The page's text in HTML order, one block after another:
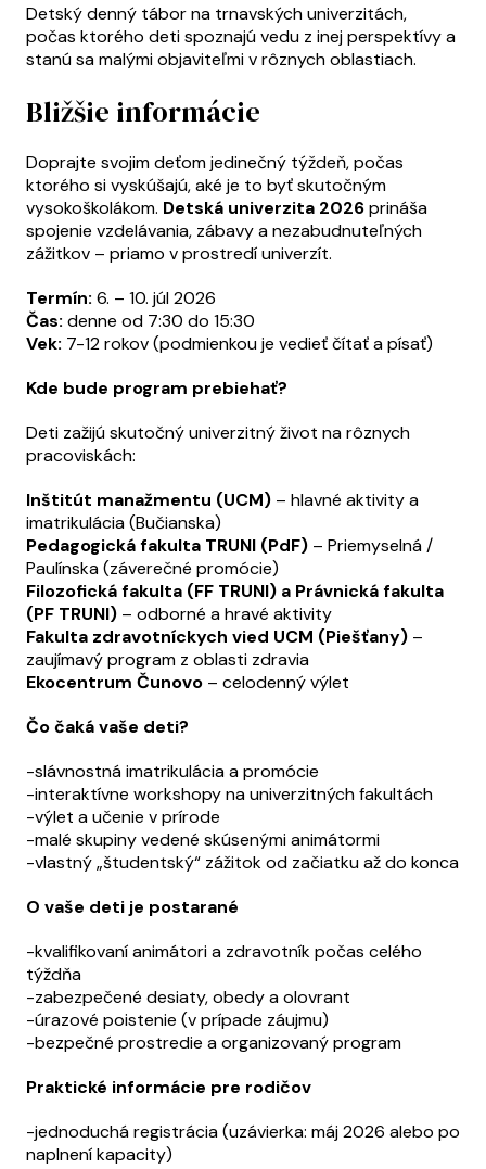
Detský denný tábor na trnavských univerzitách,
počas ktorého deti spoznajú vedu z inej perspektívy a
stanú sa malými objaviteľmi v rôznych oblastiach.
Bližšie informácie
Doprajte svojim deťom jedinečný týždeň, počas
ktorého si vyskúšajú, aké je to byť skutočným
vysokoškolákom. Detská univerzita 2026prináša
spojenie vzdelávania, zábavy a nezabudnuteľných
zážitkov – priamo v prostredí univerzít.
Termín: 6. – 10. júl 2026
Čas: denne od 7:30 do 15:30
Vek: 7-12 rokov (podmienkou je vedieť čítať a písať)
Kde bude program prebiehať?
Deti zažijú skutočný univerzitný život na rôznych
pracoviskách:
Inštitút manažmentu (UCM) – hlavné aktivity a
imatrikulácia (Bučianska)
Pedagogická fakulta TRUNI (PdF) – Priemyselná /
Paulínska (záverečné promócie)
Filozofická fakulta (FF TRUNI) a Právnická fakulta
(PF TRUNI) – odborné a hravé aktivity
Fakulta zdravotníckych vied UCM (Piešťany) –
zaujímavý program z oblasti zdravia
Ekocentrum Čunovo – celodenný výlet
Čo čaká vaše deti?
-slávnostná imatrikulácia a promócie
-interaktívne workshopy na univerzitných fakultách
-výlet a učenie v prírode
-malé skupiny vedené skúsenými animátormi
-vlastný „študentský“ zážitok od začiatku až do konca
O vaše deti je postarané
-kvalifikovaní animátori a zdravotník počas celého
týždňa
-zabezpečené desiaty, obedy a olovrant
-úrazové poistenie (v prípade záujmu)
-bezpečné prostredie a organizovaný program
Praktické informácie pre rodičov
-jednoduchá registrácia (uzávierka: máj 2026 alebo po
naplnení kapacity)